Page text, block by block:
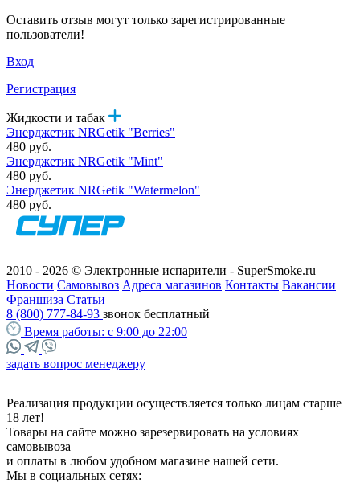
Оставить отзыв могут только зарегистрированные
пользователи!
Вход
Регистрация
Жидкости и табак
Энерджетик NRGetik "Berries"
480 руб.
Энерджетик NRGetik "Mint"
480 руб.
Энерджетик NRGetik "Watermelon"
480 руб.
2010 - 2026 © Электронные испарители - SuperSmoke.ru
Новости Самовывоз Адреса магазинов Контакты Вакансии
Франшиза Статьи
8 (800) 777-84-93 звонок бесплатный
Время работы: с 9:00 до 22:00
задать вопрос менеджеру
Реализация продукции осуществляется только лицам старше
18 лет!
Товары на сайте можно зарезервировать на условиях
самовывоза
и оплаты в любом удобном магазине нашей сети.
Мы в социальных сетях: